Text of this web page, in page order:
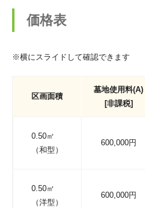
価格表
※横にスライドして確認できます
区画面積
墓地使用料(A)
[非課税]
0.50㎡
（和型）
600,000円
0.50㎡
（洋型）
600,000円